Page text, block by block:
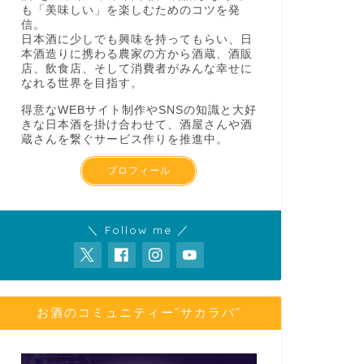
も「美味しい」を楽しむためのコツを発
信。
日本酒に少しでも興味を持ってもらい、日
本酒造りに携わる農家の方から酒蔵、酒販
店、飲食店、そして消費者がみんな幸せに
なれる世界を目指す。
得意なWEBサイト制作やSNSの知識と大好
きな日本酒を掛け合わせて、酒屋さんや酒
蔵さんを繋ぐサービス作りを推進中。
プロフィール
＼ Follow me ／
お酒のコミュニティー”サカラバ”